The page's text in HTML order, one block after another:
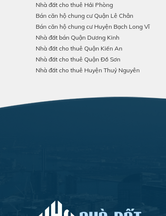
Nhà đất cho thuê Hải Phòng
Bán căn hộ chung cư Quận Lê Chân
Bán căn hộ chung cư Huyện Bạch Long Vĩ
Nhà đất bán Quận Dương Kinh
Nhà đất cho thuê Quận Kiến An
Nhà đất cho thuê Quận Đồ Sơn
Nhà đất cho thuê Huyện Thuỷ Nguyên